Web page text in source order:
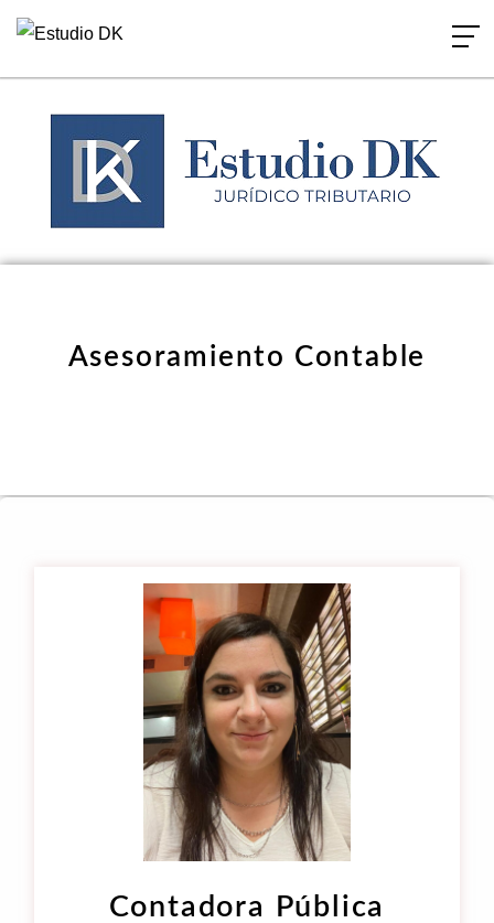
Asesoramiento Contable
Contadora Pública